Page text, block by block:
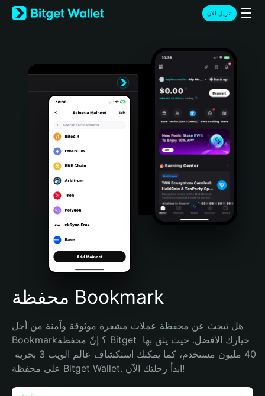
English
日本語
Türkçe
Português (Portugal)
Bahasa Indonesia
Português (Brasil)
Español (Argentina)
تنزيل الآن
محفظة Bookmark
هل تبحث عن محفظة عملات مشفرة موثوقة وآمنة من أجل
Bookmark؟ إنّ محفظة Bitget خيارك الأفضل. حيث يثق بها
على محفظة Bitget Wallet. ابدأ رحلتك الآن!